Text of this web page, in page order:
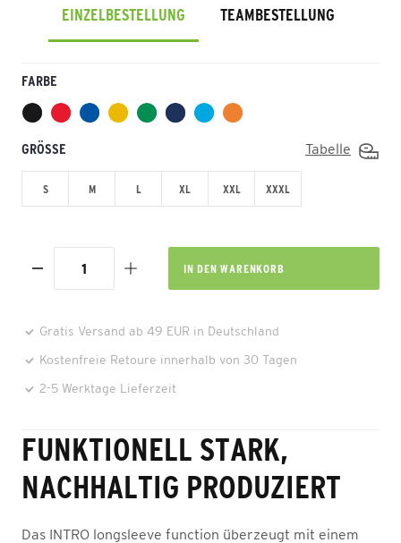
EINZELBESTELLUNG TEAMBESTELLUNG
FARBE
GRÖSSE Tabelle
S M L XL XXL XXXL
IN DEN WARENKORB
Gratis Versand ab 49 EUR in Deutschland
Kostenfreie Retoure innerhalb von 30 Tagen
2-5 Werktage Lieferzeit
FUNKTIONELL STARK,
NACHHALTIG PRODUZIERT
Das INTRO longsleeve function überzeugt mit einem